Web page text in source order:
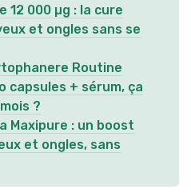
12 000 µg : la cure
et ongles sans se
Routine
capsules + sérum, ça
?
Maxipure : un boost
et ongles, sans